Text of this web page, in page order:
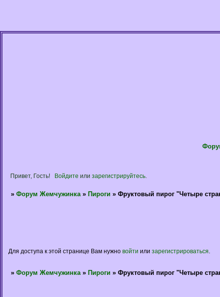
Привет, Гость! Войдите или зарегистрируйтесь.
» Форум Жемчужинка » Пироги » Фруктовый пирог "Четыре
Для доступа к этой странице Вам нужно войти или зарегистрироваться
» Форум Жемчужинка » Пироги » Фруктовый пирог "Четыре